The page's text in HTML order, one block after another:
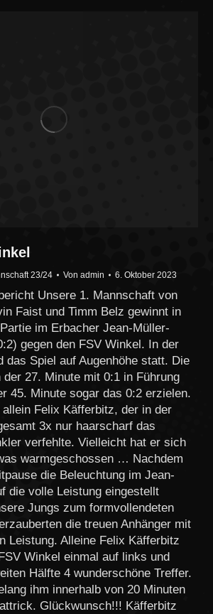
23/24 Von admin 6. Oktober 2023
Unsere 1. Mannschaft von
Faist und Timm Belz gewinnt in
im Erbacher Jean-Müller-
gegen den FSV Winkel. In der
das Spiel auf Augenhöhe statt. Die
27. Minute mit 0:1 in Führung
45. Minute sogar das 0:2 erzielen.
Felix Käfferbitz, der in der
3x nur haarscharf das
verfehlte. Vielleicht hat er sich
warmgeschossen … Nachdem
die Beleuchtung im Jean-
die volle Leistung eingestellt
Jungs zum formvollendeten
die treuen Anhänger mit
Leistung. Alleine Felix Käfferbitz
Winkel einmal auf links und
Hälfte 4 wunderschöne Treffer.
ihm innerhalb von 20 Minuten
Glückwunsch!!! Käfferbitz